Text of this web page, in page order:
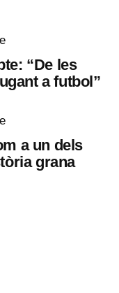
“De les
a futbol”
a un dels
grana